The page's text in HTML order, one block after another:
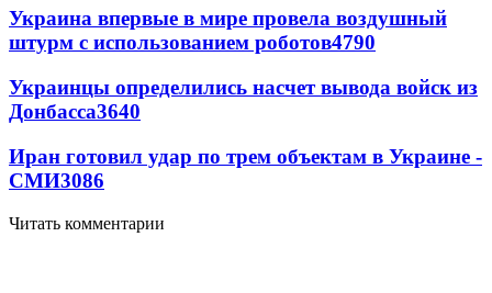
Украина впервые в мире провела воздушный
штурм с использованием роботов4790
Украинцы определились насчет вывода войск из
Донбасса3640
Иран готовил удар по трем объектам в Украине -
СМИ3086
Читать комментарии